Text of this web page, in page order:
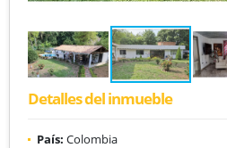
Detalles del inmueble
País: Colombia